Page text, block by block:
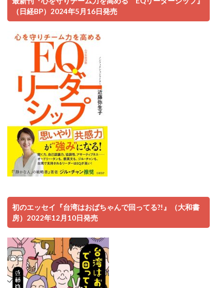
（日経BP）2024年5月16日発売
初のエッセイ『台湾はおばちゃんで回ってる?!』（大和書
房）2022年12月10日発売